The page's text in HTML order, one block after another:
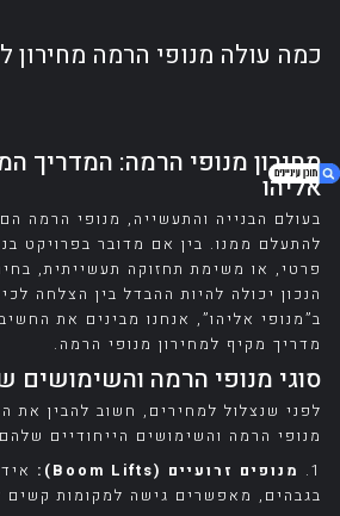
1. כמה עולה מנופי הרמה מחירון לשנת 2024
2. מחירון מנופי הרמה: המדריך המקיף
אליהו
3. סוגי מנופי הרמה והשימושים שלהם
4. גורמים המשפיעים על מחירי מנופי הרמה
5. מחירון מנופי הרמה של מנופי אליהו
6. טיפים לחיסכון בעלויות השכרת מנופי הרמה
7. שירותים נוספים של מנופי אליהו
כמה עולה מנופי הרמה מחירון
מחירון מנופי הרמה: המדריך
אליהו
בעולם הבנייה והתעשייה, מנופי הרמה
להתעלם ממנו. בין אם מדובר בפרויקט
פרטי, או משימת תחזוקה תעשייתית,
הנכון יכולה להיות ההבדל בין הצלחה
ב”מנופי אליהו”, אנחנו מבינים את
מדריך מקיף למחירון מנופי הרמה.
סוגי מנופי הרמה והשימושים
לפני שנצלול למחירים, חשוב להבין את
מנופי הרמה והשימושים הייחודיים
1.
מנופים זרועיים (Boom Lifts):
בגבהים, מאפשרים גישה למקומות קשים